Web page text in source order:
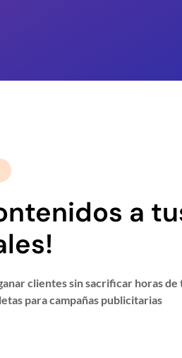
a
clientes sin sacrificar horas de
para campañas publicitarias